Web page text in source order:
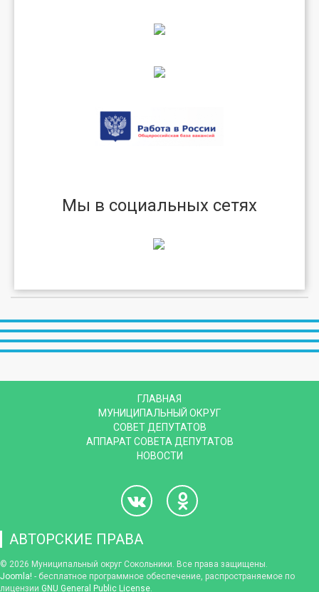
Мы в социальных сетях
ГЛАВНАЯ
МУНИЦИПАЛЬНЫЙ ОКРУГ
СОВЕТ ДЕПУТАТОВ
АППАРАТ СОВЕТА ДЕПУТАТОВ
НОВОСТИ
АВТОРСКИЕ ПРАВА
© 2026 Муниципальный округ Сокольники. Все права защищены.
Joomla! - бесплатное программное обеспечение, распространяемое по
лицензии GNU General Public License.